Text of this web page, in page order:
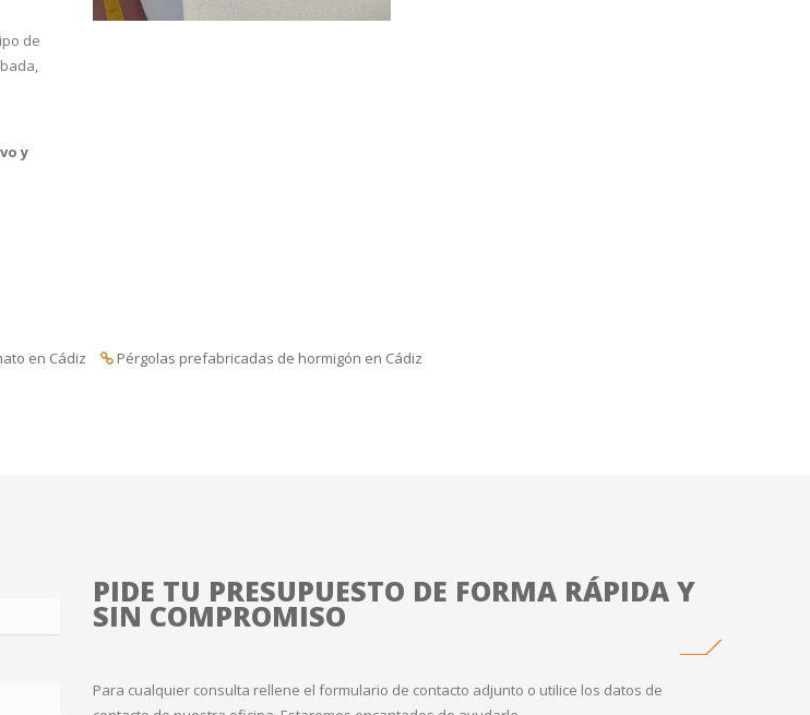
de
y
en Cádiz
Pérgolas prefabricadas de hormigón en Cádiz
PIDE TU PRESUPUESTO DE FORMA RÁPIDA Y
SIN COMPROMISO
Para cualquier consulta rellene el formulario de contacto adjunto o utilice los datos de